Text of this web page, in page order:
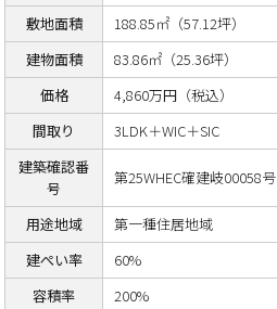
敷地面積
188.85㎡（57.12坪）
建物面積
83.86㎡（25.36坪）
価格
4,860万円（税込）
間取り
3LDK＋WIC＋SIC
建築確認番
号
第25WHEC確建岐00058号
用途地域
第一種住居地域
建ぺい率
60%
容積率
200%